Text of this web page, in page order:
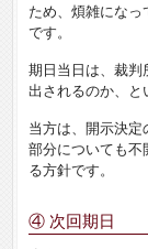
ため、煩雑にな
です。
期日当日は、裁判
出されるのか、と
当方は、開示決
部分についても不
る方針です。
④ 次回期日